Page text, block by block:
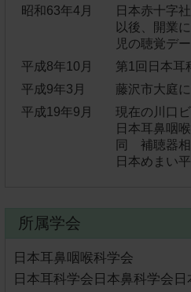
昭和63年4月
日本赤十字
以後、開業
児の聴覚デ
平成8年10月
第1回日本耳
平成9年3月
藤沢市大庭
平成19年9月
現在の川口
日本耳鼻咽
同 補聴器
日本めまい
所属学会
日本耳鼻咽喉科学会
日本耳科学会日本鼻科学会